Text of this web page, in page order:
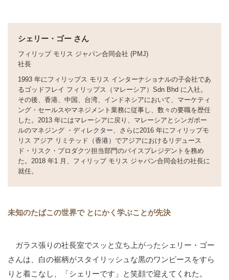
シェリー・ゴー さん
フィリップ モリス ジャパン合同会社 (PMJ)
社長
1993 年にフィリップス モリス インターナショナルの子会社であ
るゴッドフレイ フィリップス（マレーシア）Sdn Bhd に入社。
その後、香港、中国、台湾、インドネシアにおいて、マーケティ
ング・セールスやマネジメント業務に従事し、数々の要職を歴任
した。2013 年にはマレーシアに戻り、マレーシアとシンガポー
ルのマネジング ・ディレクター、さらに2016 年にフィリップモ
リス アジア リミテッド（香港）でアジアにおけるリデュース
ド・リスク・プロダクツ担当部門のバイスプレジデントを務め
た。2018 年1 月、フィリップ モリス ジャパン合同会社の社長に
就任。
未知のたばこの世界で とにかく学ぶことが先決
ガラス張りの社長室でスッと立ち上がったシェリー・ゴー
さんは、白の裾柄がスタイリッシュな黒のワンピースをすら
りと着こなし、「シェリーです」と笑顔で迎えてくれた。